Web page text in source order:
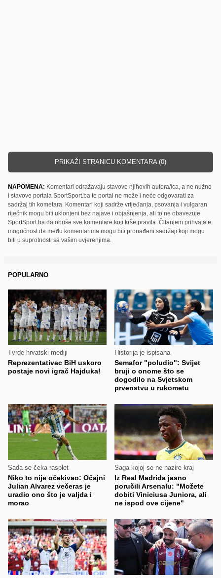
PRIKAŽI STRANICU KOMENTARA (0)
NAPOMENA: Komentari odražavaju stavove njihovih autora/ica, a ne nužno
i stavove portala SportSport.ba te portal ne može i neće odgovarati za
sadržaj tih kometara. Komentari koji sadrže vrijeđanja, psovanja i vulgaran
riječnik mogu biti uklonjeni bez najave i objašnjenja, ali to ne obavezuje
SportSport.ba da obriše sve komentare koji krše pravila. Čitanjem prihvatate
mogućnost da među komentarima mogu biti pronađeni sadržaji koji mogu
biti u suprotnosti sa vašim uvjerenjima.
POPULARNO
Tvrde hrvatski mediji
Reprezentativac BiH uskoro
postaje novi igrač Hajduka!
Historija je ispisana
Semafor "poludio": Svijet
bruji o onome što se
dogodilo na Svjetskom
prvenstvu u rukometu
Sada se čeka rasplet
Niko to nije očekivao: Očajni
Julian Alvarez večeras je
uradio ono što je valjda i
morao
Saga kojoj se ne nazire kraj
Iz Real Madrida jasno
poručili Arsenalu: "Možete
dobiti Viniciusa Juniora, ali
ne ispod ove cijene"